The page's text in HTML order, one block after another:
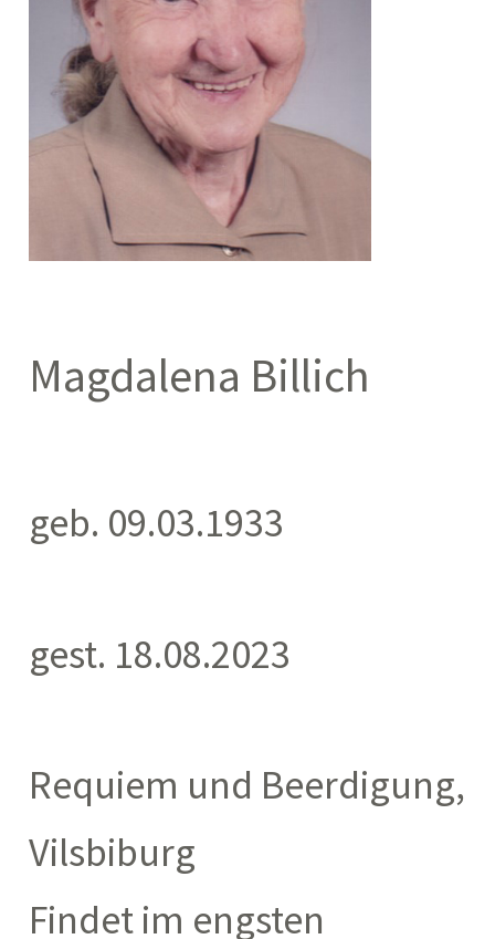
Magdalena Billich
geb. 09.03.1933
gest. 18.08.2023
Requiem und Beerdigung,
Vilsbiburg
Findet im engsten